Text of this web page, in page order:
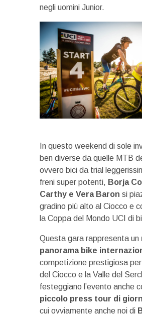
negli uomini Junior.
In questo weekend di sole
ben diverse da quelle MTB
ovvero bici da trial
freni super potenti, Borja
Carthy e Vera Baron si
gradino più alto al Ciocco e
la Coppa del Mondo UCI di
Questa gara rappresenta un
panorama bike
competizione prestigiosa
del Ciocco e la Valle del
festeggiano l’evento anche
piccolo press tour di
cui ovviamente anche noi di